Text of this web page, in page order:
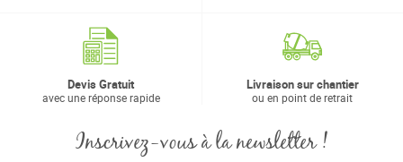
Devis Gratuit
avec une réponse rapide
Livraison sur chantier
ou en point de retrait
Inscrivez-vous à la newsletter !